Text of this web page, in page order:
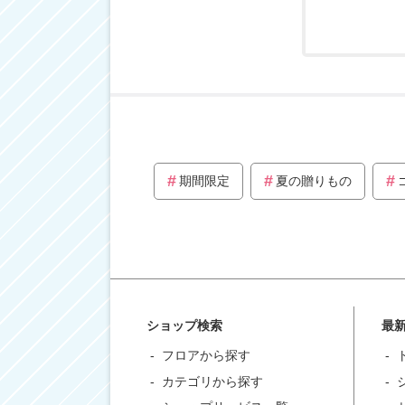
期間限定 夏の贈りもの
ショップ検索
フロアから探す
カテゴリから探す
最